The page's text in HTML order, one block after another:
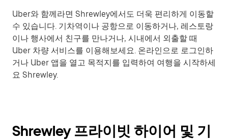
Uber와 함께라면 Shrewley에서도 더욱 편리하게 이동할
수 있습니다. 기차역이나 공항으로 이동하거나, 레스토랑
이나 행사에서 친구를 만나거나, 시내에서 외출할 때
Uber 차량 서비스를 이용해보세요. 온라인으로 로그인하
거나 Uber 앱을 열고 목적지를 입력하여 여행을 시작하세
요 Shrewley.
Shrewley 프라이빗 하이어 및 기